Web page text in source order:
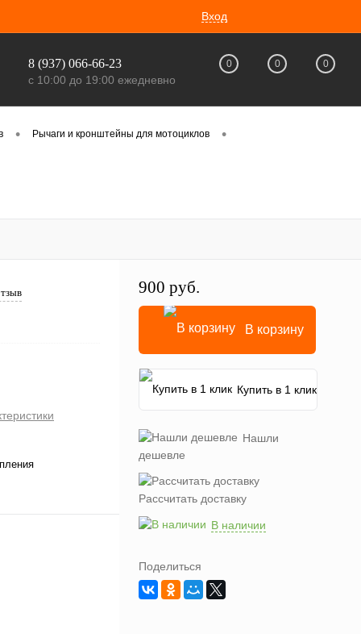
Вход
8 (937) 066-66-23
с 10:00 до 19:00 ежедневно
0 0 0
• Рычаги и кронштейны для мотоциклов •
900 руб.
В корзину
Купить в 1 клик
Нашли
дешевле
Рассчитать доставку
В наличии
Поделиться